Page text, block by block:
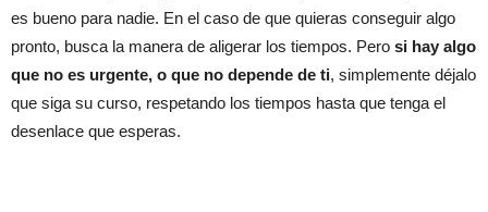
es bueno para nadie. En el caso de que quieras conseguir algo
pronto, busca la manera de aligerar los tiempos. Pero si hay algo
que no es urgente, o que no depende de ti, simplemente déjalo
que siga su curso, respetando los tiempos hasta que tenga el
desenlace que esperas.